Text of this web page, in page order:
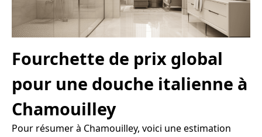
Fourchette de prix global
pour une douche italienne à
Chamouilley
Pour résumer à Chamouilley, voici une estimation